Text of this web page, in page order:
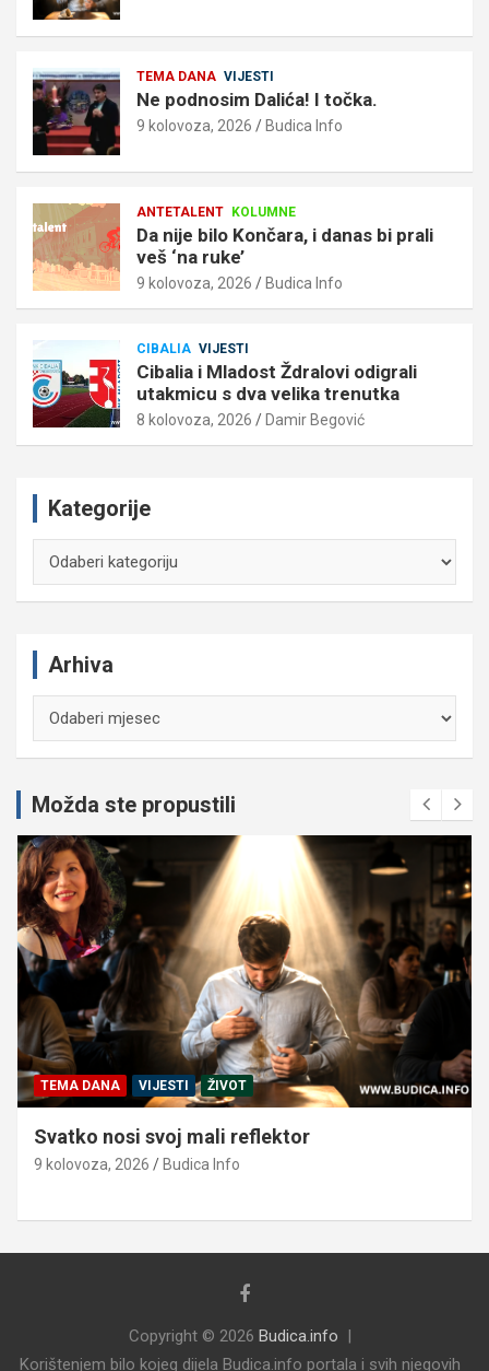
TEMA DANA VIJESTI
Ne podnosim Dalića! I točka.
9 kolovoza, 2026 Budica Info
ANTETALENT KOLUMNE
Da nije bilo Končara, i danas bi prali
veš ‘na ruke’
9 kolovoza, 2026 Budica Info
CIBALIA VIJESTI
Cibalia i Mladost Ždralovi odigrali
utakmicu s dva velika trenutka
8 kolovoza, 2026 Damir Begović
Kategorije
Arhiva
Možda ste propustili
TEMA DANA VIJESTI ŽIVOT
Svatko nosi svoj mali reflektor
9 kolovoza, 2026 Budica Info
Copyright © 2026 Budica.info
Korištenjem bilo kojeg dijela Budica.info portala i svih njegovih